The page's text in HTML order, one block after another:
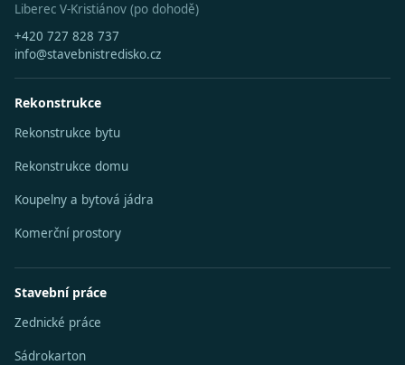
Liberec V-Kristiánov (po dohodě)
+420 727 828 737
info@stavebnistredisko.cz
Rekonstrukce
Rekonstrukce bytu
Rekonstrukce domu
Koupelny a bytová jádra
Komerční prostory
Stavební práce
Zednické práce
Sádrokarton